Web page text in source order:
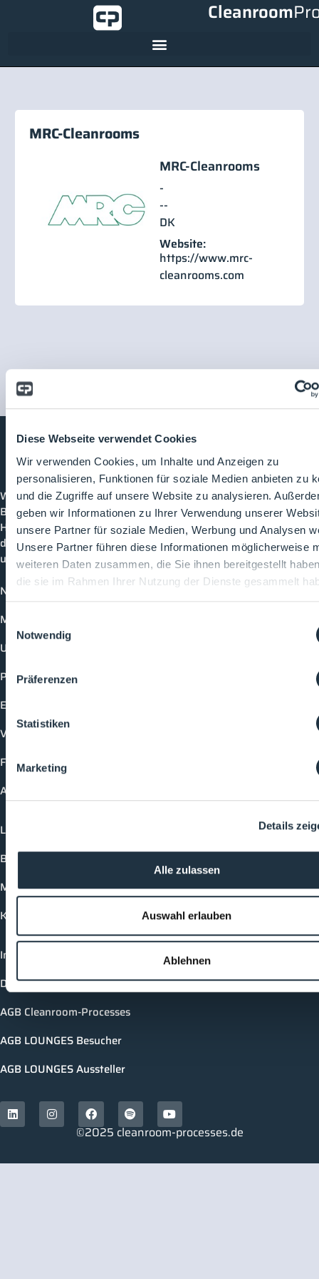
Diese Webseite verwendet Cookies
Wir verwenden Cookies, um Inhalte und Anzeigen zu
personalisieren, Funktionen für soziale Medien anbieten zu
und die Zugriffe auf unsere Website zu analysieren.
geben wir Informationen zu Ihrer Verwendung unserer
unsere Partner für soziale Medien, Werbung und Analysen
Unsere Partner führen diese Informationen möglicherweise
weiteren Daten zusammen, die Sie ihnen bereitgestellt
die sie im Rahmen Ihrer Nutzung der Dienste gesammelt
Einwilligungsauswahl
Notwendig
Präferenzen
Statistiken
Marketing
Details
Alle zulassen
Auswahl erlauben
Ablehnen
Cleanroom
MRC-Cleanrooms
MRC-Cleanrooms
-
--
DK
Website:
https://www.mrc-
cleanrooms.com
CleanroomProcesses
Willkommen bei CleanroomProcesses, der
Branchenplattform für Reinraum und Prozesstechnik.
Hier bleibst du immer auf dem neuesten Stand, kannst
dich mit anderen verknüpfen und alle relevanten Themen
und Events der Branche entdecken.
News
Mediathek
Unternehmen
Produkte
Events
Vorträge
Future-Faces
Academy
Login
Buchungsmöglichkeiten
Medienformate
Kontakt
Impressum
Datenschutzerklärung
AGB Cleanroom-Processes
AGB LOUNGES Besucher
AGB LOUNGES Aussteller
©2025 cleanroom-processes.de